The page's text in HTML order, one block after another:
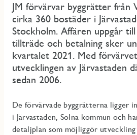
JM förvärvar byggrätter från
cirka 360 bostäder i
Stockholm. Affären uppgår
tillträde och betalning sker
kvartalet 2021. Med
utvecklingen av Järvastaden
sedan 2006.
De förvärvade byggrätterna ligger
i Järvastaden, Solna kommun och
detaljplan som möjliggör